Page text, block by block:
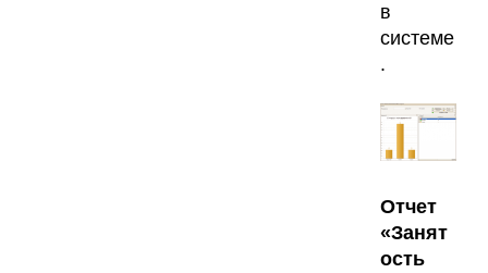
в
системе
.
Отчет
«Занят
ость